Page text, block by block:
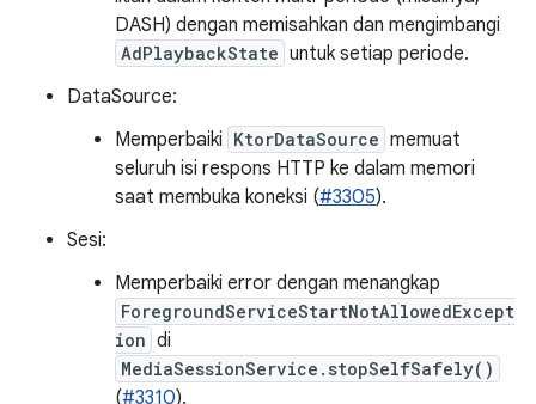
DASH) dengan memisahkan dan mengimbangi
AdPlaybackState untuk setiap periode.
DataSource:
Memperbaiki KtorDataSource memuat
seluruh isi respons HTTP ke dalam memori
saat membuka koneksi (#3305).
Sesi:
Memperbaiki error dengan menangkap
ForegroundServiceStartNotAllowedExcept
ion di
MediaSessionService.stopSelfSafely()
(#3310).